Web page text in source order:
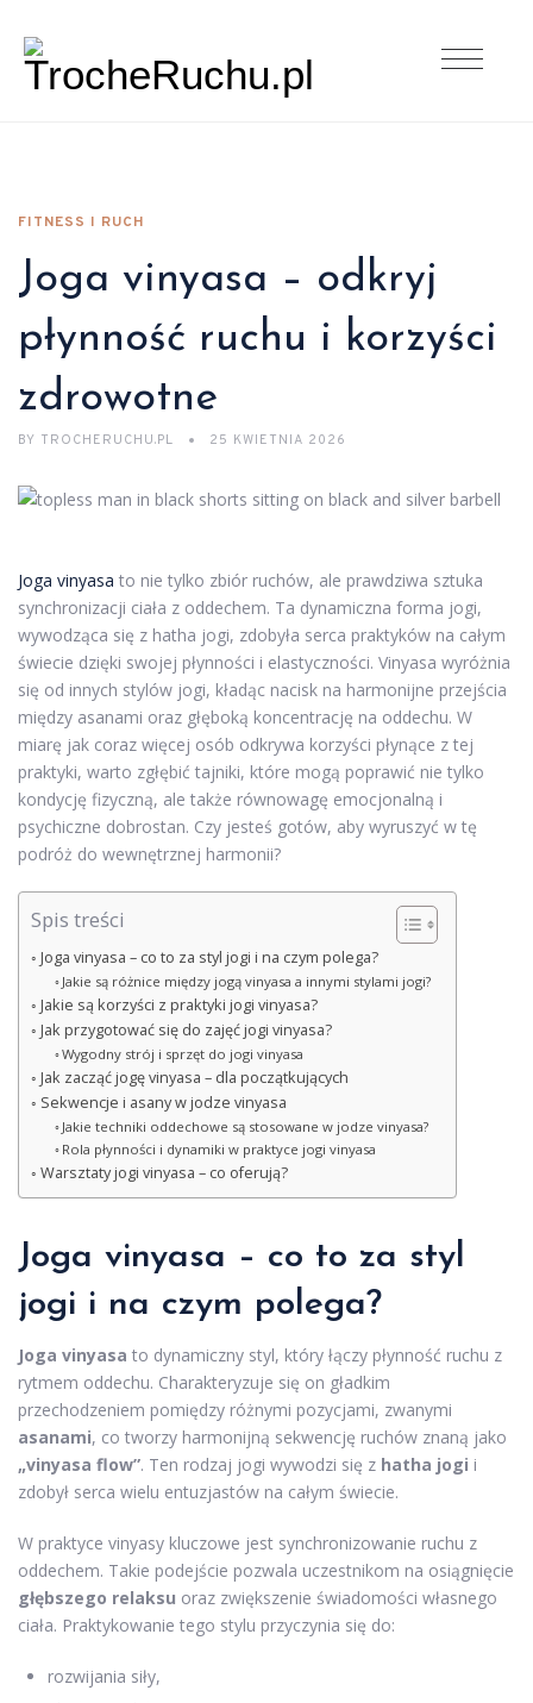
FITNESS I RUCH
Joga vinyasa – odkryj
płynność ruchu i korzyści
zdrowotne
BY TROCHERUCHU.PL 25 KWIETNIA 2026
Joga vinyasa to nie tylko zbiór ruchów, ale prawdziwa sztuka
synchronizacji ciała z oddechem. Ta dynamiczna forma jogi,
wywodząca się z hatha jogi, zdobyła serca praktyków na całym
świecie dzięki swojej płynności i elastyczności. Vinyasa wyróżnia
się od innych stylów jogi, kładąc nacisk na harmonijne przejścia
między asanami oraz głęboką koncentrację na oddechu. W
miarę jak coraz więcej osób odkrywa korzyści płynące z tej
praktyki, warto zgłębić tajniki, które mogą poprawić nie tylko
kondycję fizyczną, ale także równowagę emocjonalną i
psychiczne dobrostan. Czy jesteś gotów, aby wyruszyć w tę
podróż do wewnętrznej harmonii?
Spis treści
Joga vinyasa – co to za styl jogi i na czym polega?
Jakie są różnice między jogą vinyasa a innymi stylami jogi?
Jakie są korzyści z praktyki jogi vinyasa?
Jak przygotować się do zajęć jogi vinyasa?
Wygodny strój i sprzęt do jogi vinyasa
Jak zacząć jogę vinyasa – dla początkujących
Sekwencje i asany w jodze vinyasa
Jakie techniki oddechowe są stosowane w jodze vinyasa?
Rola płynności i dynamiki w praktyce jogi vinyasa
Warsztaty jogi vinyasa – co oferują?
Joga vinyasa – co to za styl
jogi i na czym polega?
Joga vinyasa to dynamiczny styl, który łączy płynność ruchu z
rytmem oddechu. Charakteryzuje się on gładkim
przechodzeniem pomiędzy różnymi pozycjami, zwanymi
asanami, co tworzy harmonijną sekwencję ruchów znaną jako
„vinyasa flow”. Ten rodzaj jogi wywodzi się z hatha jogi i
zdobył serca wielu entuzjastów na całym świecie.
W praktyce vinyasy kluczowe jest synchronizowanie ruchu z
oddechem. Takie podejście pozwala uczestnikom na osiągnięcie
głębszego relaksu oraz zwiększenie świadomości własnego
ciała. Praktykowanie tego stylu przyczynia się do:
rozwijania siły,